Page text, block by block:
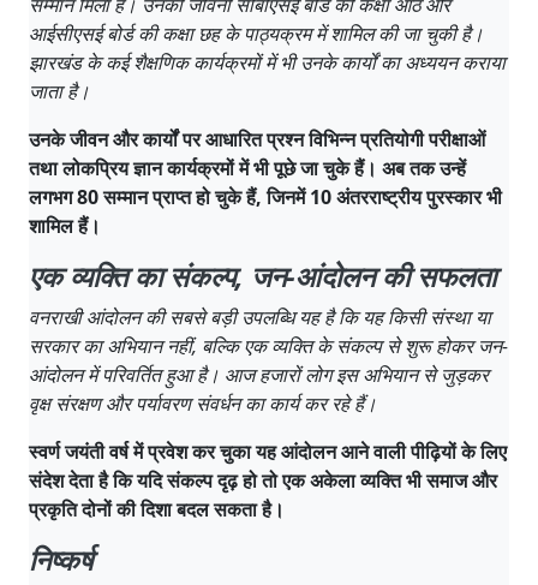
आईसीएसई बोर्ड की कक्षा छह के पाठ्यक्रम में शामिल की जा चुकी है।
झारखंड के कई शैक्षणिक कार्यक्रमों में भी उनके कार्यों का अध्ययन कराया
जाता है।
उनके जीवन और कार्यों पर आधारित प्रश्न विभिन्न प्रतियोगी परीक्षाओं
तथा लोकप्रिय ज्ञान कार्यक्रमों में भी पूछे जा चुके हैं। अब तक उन्हें
लगभग 80 सम्मान प्राप्त हो चुके हैं, जिनमें 10 अंतरराष्ट्रीय पुरस्कार भी
शामिल हैं।
एक व्यक्ति का संकल्प, जन-आंदोलन की सफलता
वनराखी आंदोलन की सबसे बड़ी उपलब्धि यह है कि यह किसी संस्था या
सरकार का अभियान नहीं, बल्कि एक व्यक्ति के संकल्प से शुरू होकर जन-
आंदोलन में परिवर्तित हुआ है। आज हजारों लोग इस अभियान से जुड़कर
वृक्ष संरक्षण और पर्यावरण संवर्धन का कार्य कर रहे हैं।
स्वर्ण जयंती वर्ष में प्रवेश कर चुका यह आंदोलन आने वाली पीढ़ियों के लिए
संदेश देता है कि यदि संकल्प दृढ़ हो तो एक अकेला व्यक्ति भी समाज और
प्रकृति दोनों की दिशा बदल सकता है।
निष्कर्ष